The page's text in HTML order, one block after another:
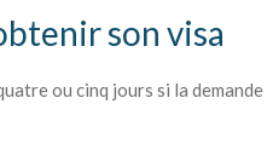
son visa
ou cinq jours si la demande